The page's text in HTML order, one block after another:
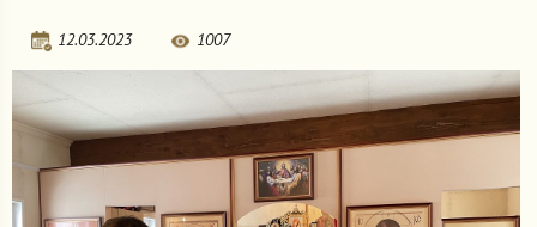
12.03.2023 1007